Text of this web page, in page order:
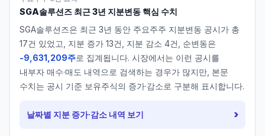
SGA솔루션즈 최근 3년 지분변동 핵심 수치
SGA솔루션즈은 최근 3년 동안 주요주주 지분변동 공시가 총
17건 있었고, 지분 증가 13건, 지분 감소 4건, 순변동은
-9,631,209주로 집계됩니다. 시장에서는 이런 공시를
내부자 매수·매도 내역으로 검색하는 경우가 많지만, 본문
수치는 공시 기준 보유주식의 증가·감소로 구분해 표시합니다.
날짜별 지분 증가·감소 내역 보기 ›